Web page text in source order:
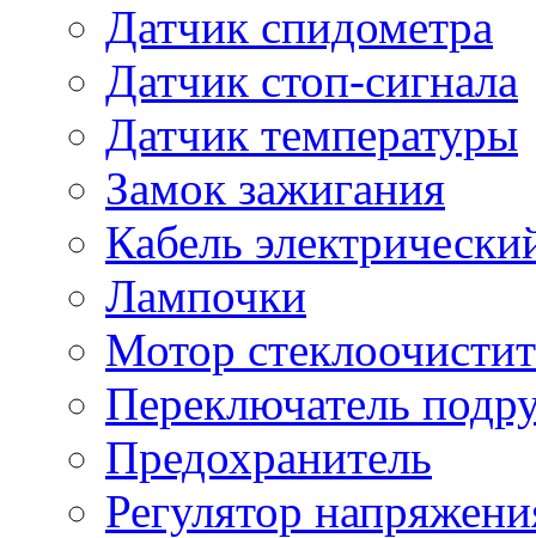
Датчик спидометра
Датчик стоп-сигнала
Датчик температуры
Замок зажигания
Кабель
Лампочки
Мотор
Переключатель
Предохранитель
Регулятор